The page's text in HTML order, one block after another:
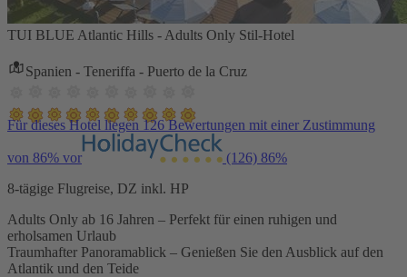
TUI BLUE Atlantic Hills - Adults Only Stil-Hotel
Spanien - Teneriffa - Puerto de la Cruz
Für dieses Hotel liegen 126 Bewertungen mit einer Zustimmung
von 86% vor (126) 86%
8-tägige Flugreise, DZ inkl. HP
Adults Only ab 16 Jahren – Perfekt für einen ruhigen und
erholsamen Urlaub
Traumhafter Panoramablick – Genießen Sie den Ausblick auf den
Atlantik und den Teide